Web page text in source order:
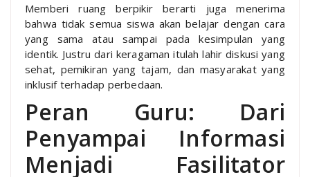
Memberi ruang berpikir berarti juga menerima
bahwa tidak semua siswa akan belajar dengan cara
yang sama atau sampai pada kesimpulan yang
identik. Justru dari keragaman itulah lahir diskusi yang
sehat, pemikiran yang tajam, dan masyarakat yang
inklusif terhadap perbedaan.
Peran Guru: Dari
Penyampai Informasi
Menjadi Fasilitator